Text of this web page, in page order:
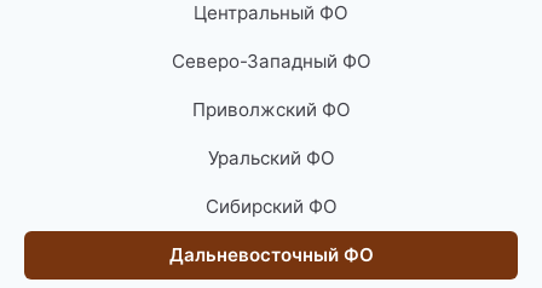
Центральный ФО
Северо-Западный ФО
Приволжский ФО
Уральский ФО
Сибирский ФО
Дальневосточный ФО